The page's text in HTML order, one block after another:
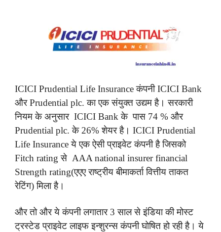
ICICI Prudential Life Insurance कंपनी ICICI Bank
और Prudential plc. का एक संयुक्त उद्यम है। सरकारी
नियम के अनुसार ICICI Bank के पास 74 % और
Prudential plc. के 26% शेयर है। ICICI Prudential
Life Insurance ये एक ऐसी प्राइवेट कंपनी है जिसको
Fitch rating से AAA national insurer financial
Strength rating(एएए राष्ट्रीय बीमाकर्ता वित्तीय ताकत
रेटिंग) मिला है।
और तो और ये कंपनी लगातार 3 साल से इंडिया की मोस्ट
ट्रस्टेड प्राइवेट लाइफ इन्शुरन्स कंपनी घोषित हो रही है। ये